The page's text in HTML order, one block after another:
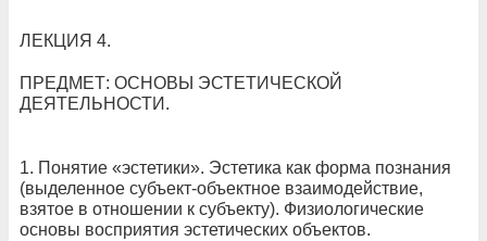
ЛЕКЦИЯ 4.
ПРЕДМЕТ: ОСНОВЫ ЭСТЕТИЧЕСКОЙ
ДЕЯТЕЛЬНОСТИ.
1. Понятие «эстетики». Эстетика как форма познания
(выделенное субъект-объектное взаимодействие,
взятое в отношении к субъекту). Физиологические
основы восприятия эстетических объектов.